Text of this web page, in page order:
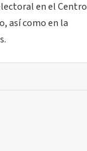
en el Centro
así como en la